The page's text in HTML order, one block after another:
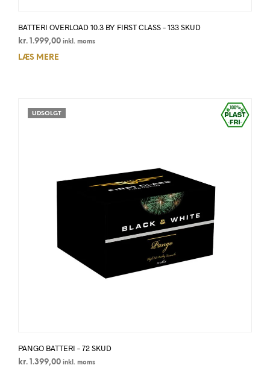
BATTERI OVERLOAD 10.3 BY FIRST CLASS – 133 SKUD
kr. 1.999,00 inkl. moms
LÆS MERE
UDSOLGT
PANGO BATTERI – 72 SKUD
kr. 1.399,00 inkl. moms